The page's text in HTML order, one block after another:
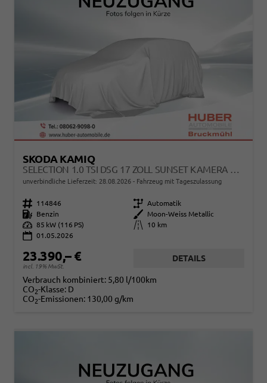
SKODA KAMIQ
SELECTION 1.0 TSI DSG 17 ZOLL SUNSET KAMERA PDC V+H
unverbindliche Lieferzeit: 28.08.2026 Fahrzeug mit Tageszulassung
Fahrzeugnr. 114846 Getriebe Automatik
Kraftstoff
Benzin Außenfarbe
Moon-Weiss Metallic
Leistung 85 kW (116 PS) Kilometerstand
10 km
01.05.2026
23.390,– €
incl. 19% MwSt.
DETAILS
Verbrauch kombiniert: 5,80 l/100km
CO2-Klasse: D
CO2-Emissionen: 130,00 g/km